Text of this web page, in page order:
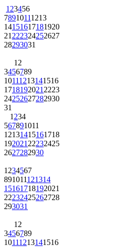
1 23456
78910111213
14151617181920
21 222324252627
28293031
1 2
3456789
10111213141516
1718192021 2223
24252627282930
31
1 234
567891011
12131415161718
192021 22232425
2627282930
1 234567
891011121314
15161718192021
22232425262728
293031
1 2
3456789
10111213141516